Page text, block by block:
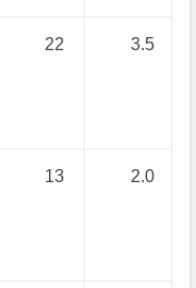
22 3.5
13 2.0